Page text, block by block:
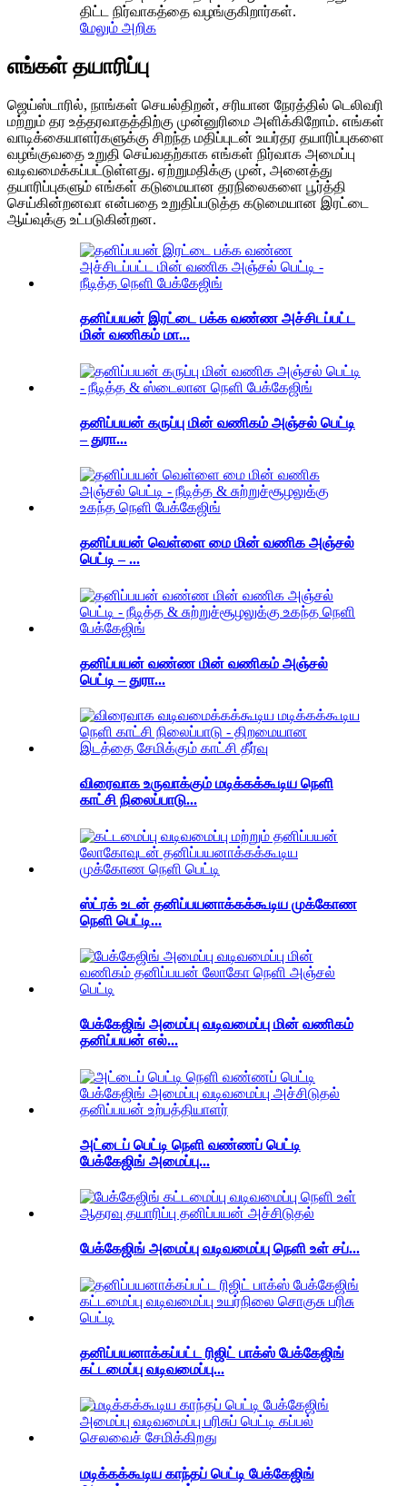
திட்ட நிர்வாகத்தை வழங்குகிறார்கள்.
மேலும் அறிக
எங்கள் தயாரிப்பு
ஜெய்ஸ்டாரில், நாங்கள் செயல்திறன், சரியான நேரத்தில் டெலிவரி
மற்றும் தர உத்தரவாதத்திற்கு முன்னுரிமை அளிக்கிறோம். எங்கள்
வாடிக்கையாளர்களுக்கு சிறந்த மதிப்புடன் உயர்தர தயாரிப்புகளை
வழங்குவதை உறுதி செய்வதற்காக எங்கள் நிர்வாக அமைப்பு
வடிவமைக்கப்பட்டுள்ளது. ஏற்றுமதிக்கு முன், அனைத்து
தயாரிப்புகளும் எங்கள் கடுமையான தரநிலைகளை பூர்த்தி
செய்கின்றனவா என்பதை உறுதிப்படுத்த கடுமையான இரட்டை
ஆய்வுக்கு உட்படுகின்றன.
தனிப்பயன் இரட்டை பக்க வண்ண அச்சிடப்பட்ட
மின் வணிகம் மா...
தனிப்பயன் கருப்பு மின் வணிகம் அஞ்சல் பெட்டி
– துரா...
தனிப்பயன் வெள்ளை மை மின் வணிக அஞ்சல்
பெட்டி – ...
தனிப்பயன் வண்ண மின் வணிகம் அஞ்சல்
பெட்டி – துரா...
விரைவாக உருவாக்கும் மடிக்கக்கூடிய நெளி
காட்சி நிலைப்பாடு...
ஸ்ட்ரக் உடன் தனிப்பயனாக்கக்கூடிய முக்கோண
நெளி பெட்டி...
பேக்கேஜிங் அமைப்பு வடிவமைப்பு மின் வணிகம்
தனிப்பயன் எல்...
அட்டைப் பெட்டி நெளி வண்ணப் பெட்டி
பேக்கேஜிங் அமைப்பு...
பேக்கேஜிங் அமைப்பு வடிவமைப்பு நெளி உள் சப்...
தனிப்பயனாக்கப்பட்ட ரிஜிட் பாக்ஸ் பேக்கேஜிங்
கட்டமைப்பு வடிவமைப்பு...
மடிக்கக்கூடிய காந்தப் பெட்டி பேக்கேஜிங்